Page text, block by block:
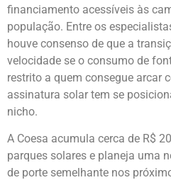
financiamento acessíveis às
população. Entre os
houve consenso de que a
velocidade se o consumo de
restrito a quem consegue arcar
assinatura solar tem se
nicho.
A Coesa acumula cerca de R$
parques solares e planeja uma
de porte semelhante nos